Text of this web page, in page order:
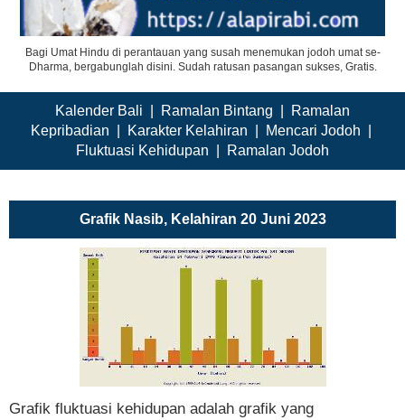
Bagi Umat Hindu di perantauan yang susah menemukan jodoh umat se-
Dharma, bergabunglah disini. Sudah ratusan pasangan sukses, Gratis.
Kalender Bali Ramalan Bintang
Ramalan
Kepribadian
Karakter Kelahiran Mencari Jodoh
Fluktuasi Kehidupan
Ramalan Jodoh
Grafik Nasib, Kelahiran 20 Juni 2023
Grafik fluktuasi kehidupan adalah grafik yang